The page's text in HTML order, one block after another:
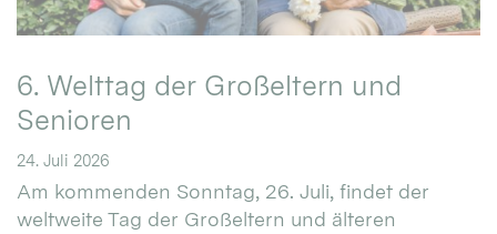
6. Welttag der Großeltern und
Senioren
24. Juli 2026
Am kommenden Sonntag, 26. Juli, findet der
weltweite Tag der Großeltern und älteren